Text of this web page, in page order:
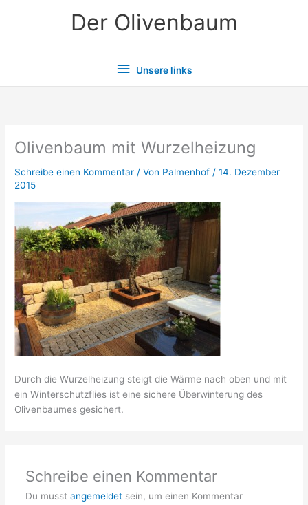
Der Olivenbaum
Unsere
Unsere links
Olivenbaum mit Wurzelheizung
Schreibe einen Kommentar / Von Palmenhof /14. Dezember
2015
Durch die Wurzelheizung steigt die Wärme nach oben und mit
ein Winterschutzflies ist eine sichere Überwinterung des
Olivenbaumes gesichert.
Schreibe einen Kommentar
Du musst angemeldetsein, um einen Kommentar